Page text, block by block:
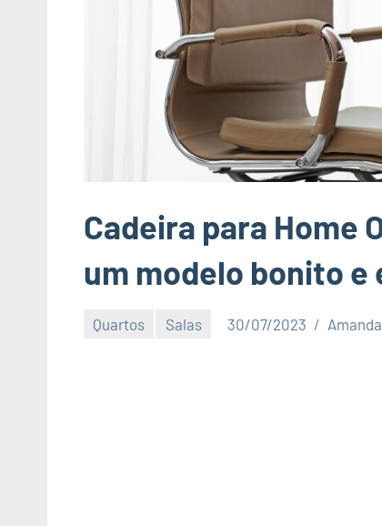
Cadeira para Home
um modelo bonito e
Quartos Salas 30/07/2023